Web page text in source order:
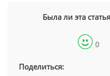
Была ли эта
0
Поделиться: